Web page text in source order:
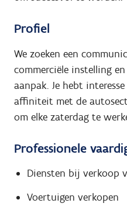
Profiel
We zoeken een
commerciële instelling
aanpak. Je hebt
affiniteit met de
om elke zaterdag te
Professionele
Diensten bij verkoop
Voertuigen verkopen